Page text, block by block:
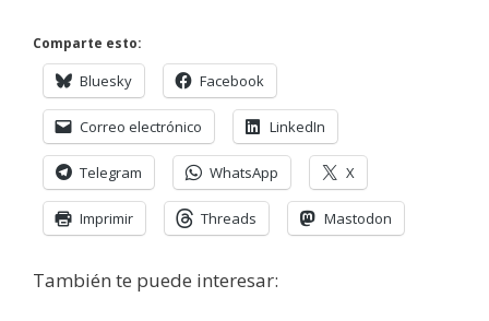
Comparte esto:
Bluesky Facebook
Correo electrónico LinkedIn
Telegram WhatsApp X
Imprimir Threads Mastodon
También te puede interesar: